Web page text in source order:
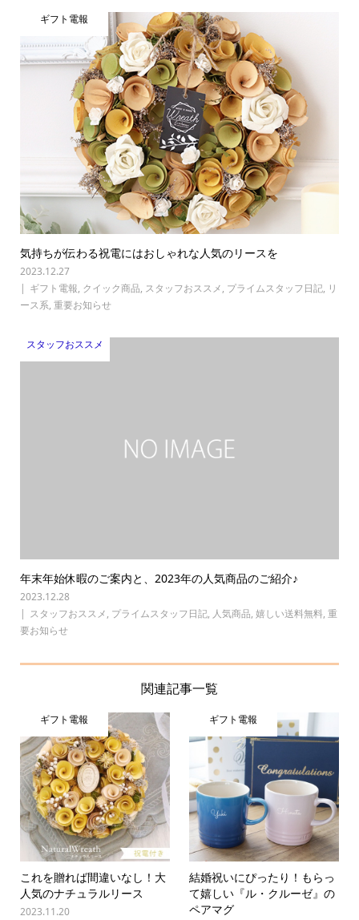
ギフト電報
気持ちが伝わる祝電にはおしゃれな人気のリースを
2023.12.27
ギフト電報, クイック商品, スタッフおススメ, プライムスタッフ日記, リ
ース系, 重要お知らせ
スタッフおススメ
年末年始休暇のご案内と、2023年の人気商品のご紹介♪
2023.12.28
スタッフおススメ, プライムスタッフ日記, 人気商品, 嬉しい送料無料, 重
要お知らせ
関連記事一覧
ギフト電報
これを贈れば間違いなし！大
人気のナチュラルリース
2023.11.20
ギフト電報
結婚祝いにぴったり！もらっ
て嬉しい『ル・クルーゼ』の
ペアマグ